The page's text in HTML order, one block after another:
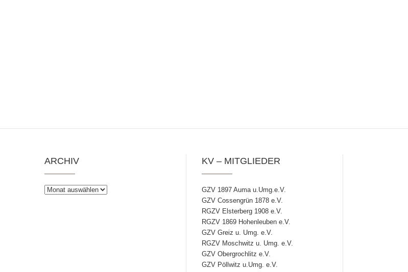
ARCHIV
Archiv
KV – MITGLIEDER
GZV 1897 Auma u.Umg.e.V.
GZV Cossengrün 1878 e.V.
RGZV Elsterberg 1908 e.V.
RGZV 1869 Hohenleuben e.V.
GZV Greiz u. Umg. e.V.
RGZV Moschwitz u. Umg. e.V.
GZV Obergrochlitz e.V.
GZV Pöllwitz u.Umg. e.V.